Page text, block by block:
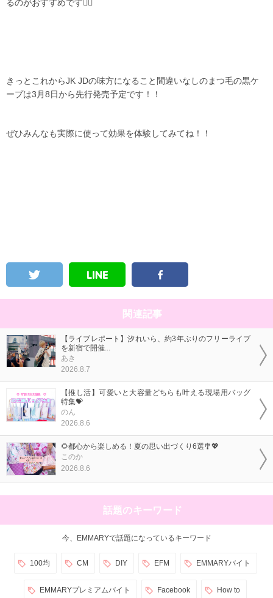
るのがおすすめです👍🏻
きっとこれからJK JDの味方になること間違いなしのまつ毛の黒ケ
ープは3月8日から先行発売予定です！！
ぜひみんなも実際に使って効果を体験してみてね！！
関連記事
【ライブレポート】汐れいら、約3年ぶりのフリーライブ
を新宿で開催...
あき
2026.8.7
【推し活】可愛いと大容量どちらも叶える現場用バッグ
特集💝
のん
2026.8.6
🌻都心から楽しめる！夏の思い出づくり6選🎐💖
このか
2026.8.6
話題のキーワード
今、EMMARYで話題になっているキーワード
100均 CM DIY EFM EMMARYバイト
EMMARYプレミアムバイト Facebook How to